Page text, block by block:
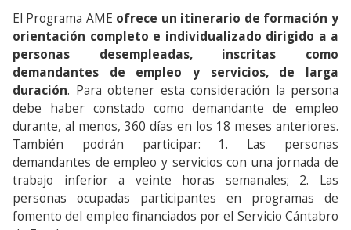
El Programa AME ofrece un itinerario de formación y
orientación completo e individualizado dirigido a a
personas desempleadas, inscritas como
demandantes de empleo y servicios, de larga
duración. Para obtener esta consideración la persona
debe haber constado como demandante de empleo
durante, al menos, 360 días en los 18 meses anteriores.
También podrán participar: 1. Las personas
demandantes de empleo y servicios con una jornada de
trabajo inferior a veinte horas semanales; 2. Las
personas ocupadas participantes en programas de
fomento del empleo financiados por el Servicio Cántabro